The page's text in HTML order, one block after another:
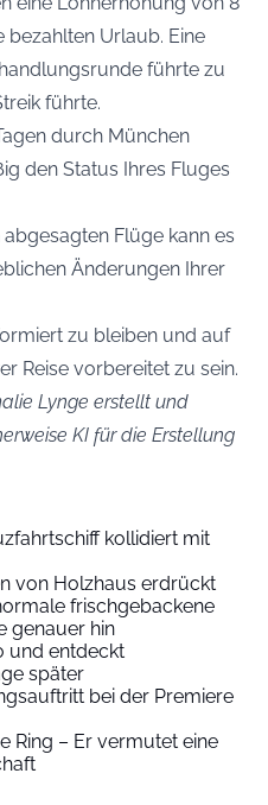
bezahlten Urlaub. Eine
führte zu
führte.
durch München
den Status Ihres Fluges
Flüge kann es
Änderungen Ihrer
zu bleiben und auf
Reise vorbereitet zu sein.
Lynge erstellt und
KI für die Erstellung
kollidiert mit
von Holzhaus erdrückt
frischgebackene
genauer hin
und entdeckt
später
bei der Premiere
Ring – Er vermutet eine